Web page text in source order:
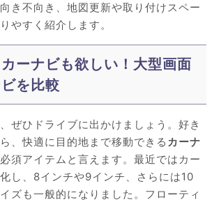
き不向き、地図更新や取り付けスペー
やすく紹介します。
ーナビも欲しい！大型画面
を比較
ぜひドライブに出かけましょう。好き
、快適に目的地まで移動できる カーナ
須アイテムと言えます。最近ではカー
し、8インチや9インチ、さらには10
ズも一般的になりました。フローティ